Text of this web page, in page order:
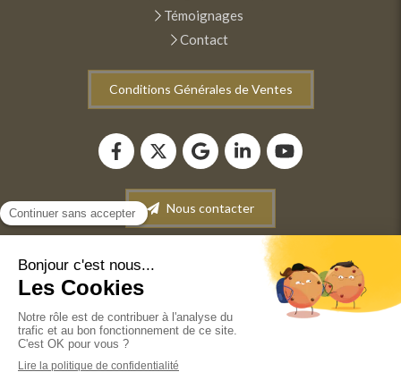
Témoignages
Contact
Conditions Générales de Ventes
Nous contacter
Conditions générales de vente
©2022 ANM INFORMATIQUE - Dépannage-Maintenance
informatique. Vente de matériel informatique. Récupération